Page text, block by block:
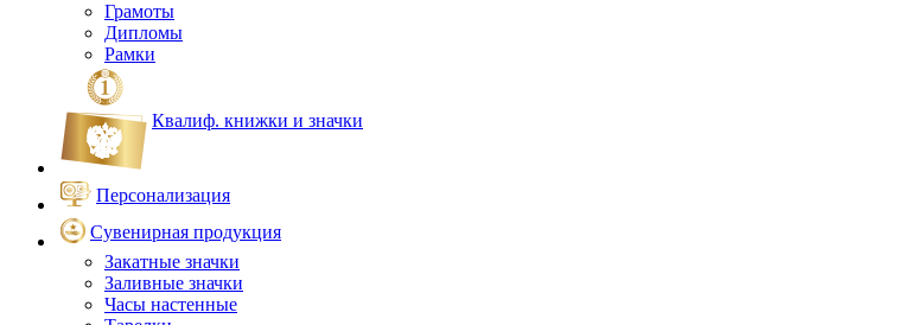
Грамоты
Дипломы
Рамки
Квалиф. книжки и значки
Персонализация
Сувенирная продукция
Закатные значки
Заливные значки
Часы настенные